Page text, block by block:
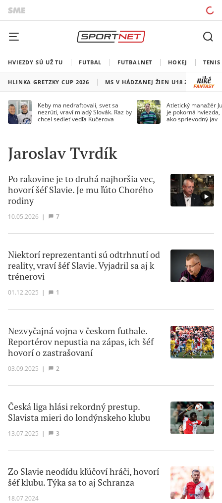
HVIEZDY SÚ UŽ TU FUTBAL FUTBALNET HOKEJ TENIS
HLINKA GRETZKY CUP 2026 MS V HÁDZANEJ ŽIEN U18 2026
Keby ma nedraftovali, svet sa
nezrúti, vraví mladý Slovák. Raz by
chcel sedieť vedľa Kučerova
Atletický manažér
je pokorná
ako sprievodný jav
Jaroslav Tvrdík
Po rakovine je to druhá najhoršia vec,
hovorí šéf Slavie. Je mu ľúto Chorého
rodiny
10.05.2026 | 7
Niektorí reprezentanti sú odtrhnutí od
reality, vraví šéf Slavie. Vyjadril sa aj k
trénerovi
01.12.2025 | 1
Nezvyčajná vojna v českom futbale.
Reportérov nepustia na zápas, ich šéf
hovorí o zastrašovaní
03.09.2025 | 2
Česká liga hlási rekordný prestup.
Slavista mieri do londýnskeho klubu
13.07.2025 | 3
Zo Slavie neodídu kľúčoví hráči, hovorí
šéf klubu. Týka sa to aj Schranza
18.07.2024